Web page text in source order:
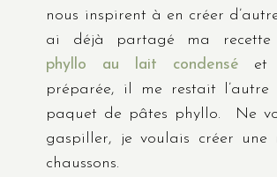
nous inspirent à en créer
ai déjà partagé ma
phyllo au lait condensé et
préparée, il me restait l’autre
paquet de pâtes phyllo. Ne
gaspiller, je voulais créer une
chaussons.